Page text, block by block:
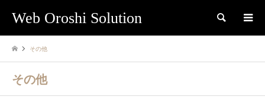
Web Oroshi Solution 検索
その他
その他